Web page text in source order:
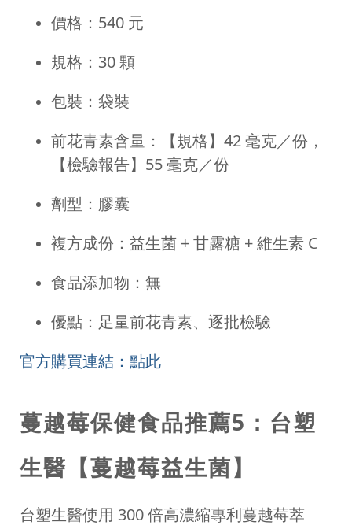
價格：540 元
規格：30 顆
包裝：袋裝
前花青素含量：【規格】42 毫克／份，
【檢驗報告】55 毫克／份
劑型：膠囊
複方成份：益生菌 + 甘露糖 + 維生素 C
食品添加物：無
優點：足量前花青素、逐批檢驗
官方購買連結：點此
蔓越莓保健食品推薦5：台塑
生醫【蔓越莓益生菌】
台塑生醫使用 300 倍高濃縮專利蔓越莓萃